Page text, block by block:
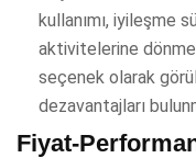
kullanımı, iyileşme
aktivitelerine
seçenek olarak
dezavantajları
Fiyat-